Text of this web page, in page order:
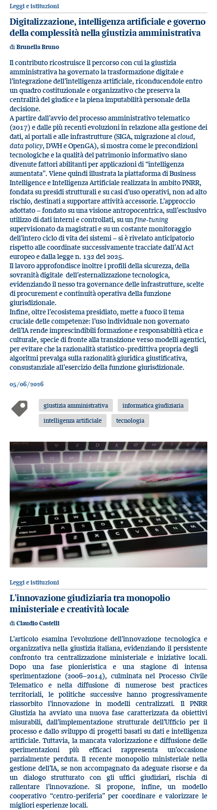
Leggi e istituzioni
Digitalizzazione, intelligenza artificiale e governo
della complessità nella giustizia amministrativa
di Brunella Bruno
Il contributo ricostruisce il percorso con cui la giustizia
amministrativa ha governato la trasformazione digitale e
l’integrazione dell’intelligenza artificiale, riconducendole entro
un quadro costituzionale e organizzativo che preserva la
centralità del giudice e la piena imputabilità personale della
decisione.
A partire dall’avvio del processo amministrativo telematico
(2017) e dalle più recenti evoluzioni in relazione alla gestione dei
dati, ai portali e alle infrastrutture (SIGA, migrazione alcloud,
data policy, DWH e OpenGA), si mostra come le precondizioni
tecnologiche e la qualità del patrimonio informativo siano
divenute fattori abilitanti per applicazioni di “intelligenza
aumentata”. Viene quindi illustrata la piattaforma di Business
Intelligence e Intelligenza Artificiale realizzata in ambito PNRR,
fondata su presidi strutturali e su casi d’uso operativi, non ad alto
rischio, destinati a supportare attività accessorie. L’approccio
adottato – fondato su una visione antropocentrica, sull’esclusivo
utilizzo di dati interni e controllati, su unfine-tuning
supervisionato da magistrati e su un costante monitoraggio
dell’intero ciclo di vita dei sistemi – si è rivelato anticipatorio
rispetto alle coordinate successivamente tracciate dall’AI Act
europeo e dalla legge n. 132 del 2025.
Il lavoro approfondisce inoltre i profili della sicurezza, della
sovranità digitale dell’esternalizzazione tecnologica,
evidenziando il nesso tra governance delle infrastrutture, scelte
di procurement e continuità operativa della funzione
giurisdizionale.
Infine, oltre l’ecosistema presidiato, mette a fuoco il tema
cruciale delle competenze: l’uso individuale non governato
dell’IA rende imprescindibili formazione e responsabilità etica e
culturale, specie di fronte alla transizione verso modelli agentici,
per evitare che la razionalità statistico-predittiva propria degli
algoritmi prevalga sulla razionalità giuridica giustificativa,
consustanziale all’esercizio della funzione giurisdizionale.
05/06/2026
giustizia amministrativa
informatica giudiziaria
intelligenza artificiale
tecnologia
Leggi e istituzioni
L’innovazione giudiziaria tra monopolio
ministeriale e creatività locale
di Claudio Castelli
L’articolo esamina l’evoluzione dell’innovazione tecnologica e
organizzativa nella giustizia italiana, evidenziando il persistente
confronto tra centralizzazione ministeriale e iniziative locali.
Dopo una fase pionieristica e una stagione di intensa
sperimentazione (2006–2014), culminata nel Processo Civile
Telematico e nella diffusione di numerose best practices
territoriali, le politiche successive hanno progressivamente
riassorbito l’innovazione in modelli centralizzati. Il PNRR
Giustizia ha avviato una nuova fase caratterizzata da obiettivi
misurabili, dall’implementazione strutturale dell’Ufficio per il
processo e dallo sviluppo di progetti basati su dati e intelligenza
artificiale. Tuttavia, la mancata valorizzazione e diffusione delle
sperimentazioni più efficaci rappresenta un’occasione
parzialmente perduta. Il recente monopolio ministeriale nella
gestione dell’IA, se non accompagnato da adeguate risorse e da
un dialogo strutturato con gli uffici giudiziari, rischia di
rallentare l’innovazione. Si propone, infine, un modello
cooperativo “centro-periferia” per coordinare e valorizzare le
migliori esperienze locali.